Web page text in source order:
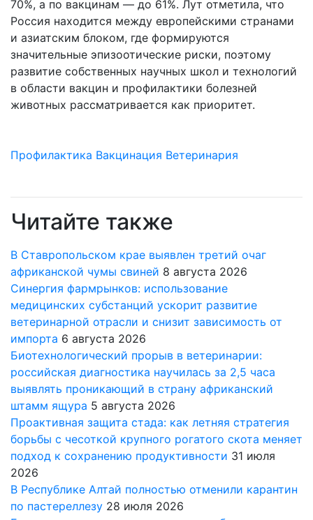
70%, а по вакцинам — до 61%. Лут отметила, что
Россия находится между европейскими странами
и азиатским блоком, где формируются
значительные эпизоотические риски, поэтому
развитие собственных научных школ и технологий
в области вакцин и профилактики болезней
животных рассматривается как приоритет.
Профилактика Вакцинация Ветеринария
Читайте также
В Ставропольском крае выявлен третий очаг
африканской чумы свиней 8 августа 2026
Синергия фармрынков: использование
медицинских субстанций ускорит развитие
ветеринарной отрасли и снизит зависимость от
импорта 6 августа 2026
Биотехнологический прорыв в ветеринарии:
российская диагностика научилась за 2,5 часа
выявлять проникающий в страну африканский
штамм ящура 5 августа 2026
Проактивная защита стада: как летняя стратегия
борьбы с чесоткой крупного рогатого скота меняет
подход к сохранению продуктивности 31 июля
2026
В Республике Алтай полностью отменили карантин
по пастереллезу 28 июля 2026